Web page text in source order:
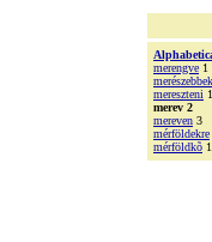
merengve 1
merészebbek
mereszteni 1
merev 2
mereven 3
mérföldekre
mérföldkõ 1